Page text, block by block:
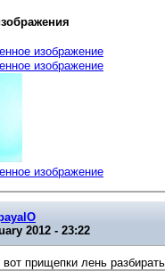
2012 - 23:22
прищепки лень